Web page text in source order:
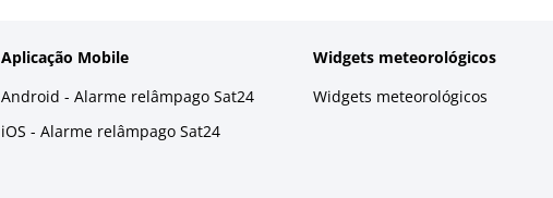
Aplicação Mobile
Android - Alarme relâmpago Sat24
iOS - Alarme relâmpago Sat24
Widgets meteorológicos
Widgets meteorológicos